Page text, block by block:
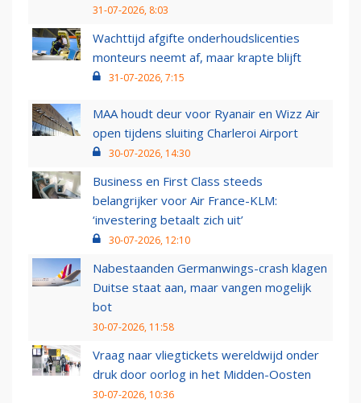
31-07-2026, 8:03
Wachttijd afgifte onderhoudslicenties
monteurs neemt af, maar krapte blijft
31-07-2026, 7:15
MAA houdt deur voor Ryanair en Wizz Air
open tijdens sluiting Charleroi Airport
30-07-2026, 14:30
Business en First Class steeds
belangrijker voor Air France-KLM:
‘investering betaalt zich uit’
30-07-2026, 12:10
Nabestaanden Germanwings-crash klagen
Duitse staat aan, maar vangen mogelijk
bot
30-07-2026, 11:58
Vraag naar vliegtickets wereldwijd onder
druk door oorlog in het Midden-Oosten
30-07-2026, 10:36